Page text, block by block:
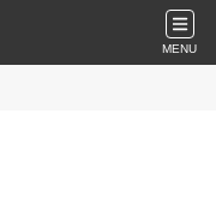
MENU